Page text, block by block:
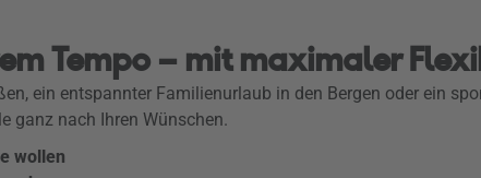
Tempo – mit maximaler
ein entspannter Familienurlaub in den Bergen oder ein
ganz nach Ihren Wünschen.
wollen